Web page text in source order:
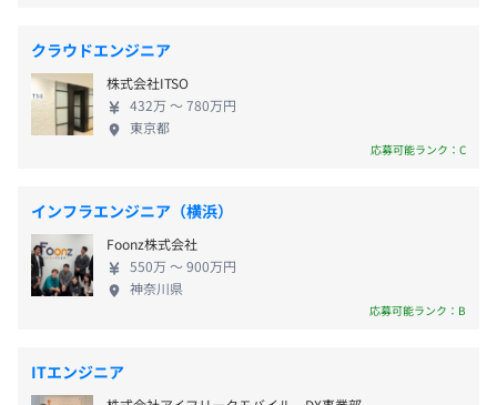
■クライアントの課題ヒアリング・要件定義
■業務改善・IT活用の提案
■Webシステム／業務アプリの設計・開発
■開発後のテスト、運用・保守まで一貫対応
【開発実績一例】
■金融会社向けデータ分析基盤開発
■公共向け電子申請システムのクラウドリフト化
■通信事業向け施工管理システムDX化
■顔認証を活用したプラットフォーム開発
■経理業務を自動化するRPAツール
【本社】東京メトロ丸ノ内線「新中野駅」より徒歩3分
【西新宿オフィス】東京メトロ丸ノ内線「西新宿駅」より
■慶弔休暇
■産前産後休暇
■育児休暇
■介護休暇
■交通費全額支給
■リモート手当支給（対象者のみ）
■残業手当
クラウドエンジニア
株式会社ITSO
432万 〜 780万円
東京都
応募可能ランク：C
インフラエンジニア（横浜）
Foonz株式会社
550万 〜 900万円
神奈川県
応募可能ランク：B
ITエンジニア